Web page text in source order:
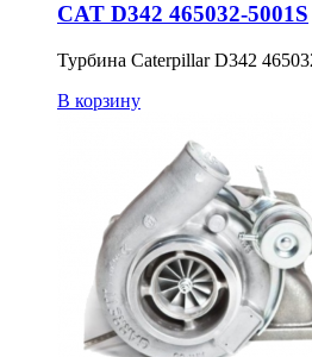
CAT D342 465032-5001S
Турбина Caterpillar D342
В корзину